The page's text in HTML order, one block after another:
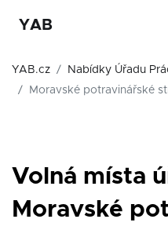
YAB
YAB.cz
Nabídky Úřadu
Moravské potravinářské
Volná místa
Moravské